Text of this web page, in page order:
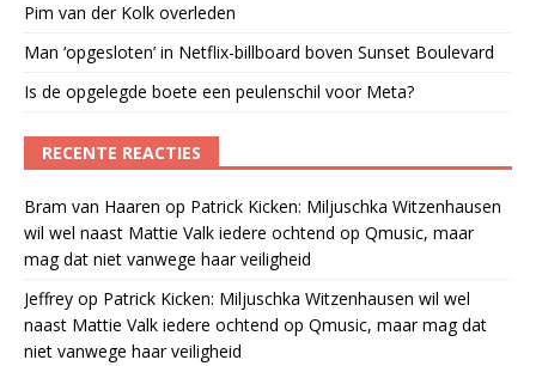
Pim van der Kolk overleden
Man ‘opgesloten’ in Netflix-billboard boven Sunset Boulevard
Is de opgelegde boete een peulenschil voor Meta?
RECENTE REACTIES
Bram van Haaren op Patrick Kicken: Miljuschka Witzenhausen
wil wel naast Mattie Valk iedere ochtend op Qmusic, maar
mag dat niet vanwege haar veiligheid
Jeffrey op Patrick Kicken: Miljuschka Witzenhausen wil wel
naast Mattie Valk iedere ochtend op Qmusic, maar mag dat
niet vanwege haar veiligheid